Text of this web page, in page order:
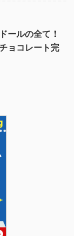
ールの全て！
ョコレート完